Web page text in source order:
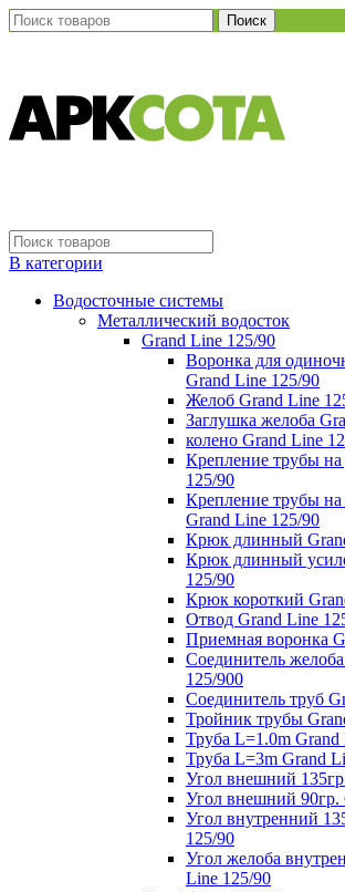
Поиск
В категории
Водосточные системы
Металлический водосток
Grand Line 125/90
Воронка для
Grand Line 125/90
Желоб Grand Line
Заглушка желоба
колено Grand Line
Крепление трубы
125/90
Крепление трубы
Grand Line 125/90
Крюк длинный
Крюк длинный
125/90
Крюк короткий
Отвод Grand Line
Приемная воронка
Соединитель
125/900
Соединитель труб
Тройник трубы
Труба L=1.0m Grand
Труба L=3m Grand
Угол внешний
Угол внешний 90гр.
Угол внутренний
125/90
Угол желоба
Line 125/90